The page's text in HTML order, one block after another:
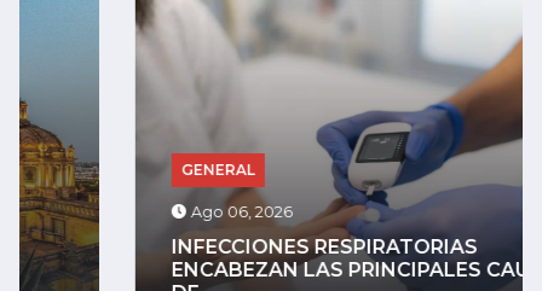
GENERAL
Ago 06, 2026
INFECCIONES RESPIRATORIAS
ENCABEZAN LAS PRINCIPALES CAUSAS